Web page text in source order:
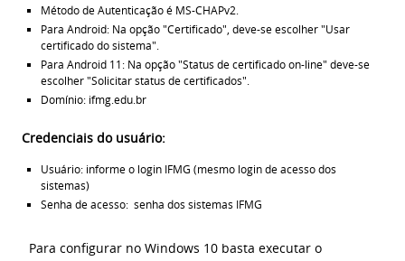
Método de Autenticação é MS-CHAPv2.
Para Android: Na opção "Certificado", deve-se escolher "Usar
certificado do sistema".
Para Android 11: Na opção "Status de certificado on-line" deve-se
escolher "Solicitar status de certificados".
Domínio: ifmg.edu.br
Credenciais do usuário:
Usuário: informe o login IFMG (mesmo login de acesso dos
sistemas)
Senha de acesso: senha dos sistemas IFMG
Para configurar no Windows 10 basta executar o